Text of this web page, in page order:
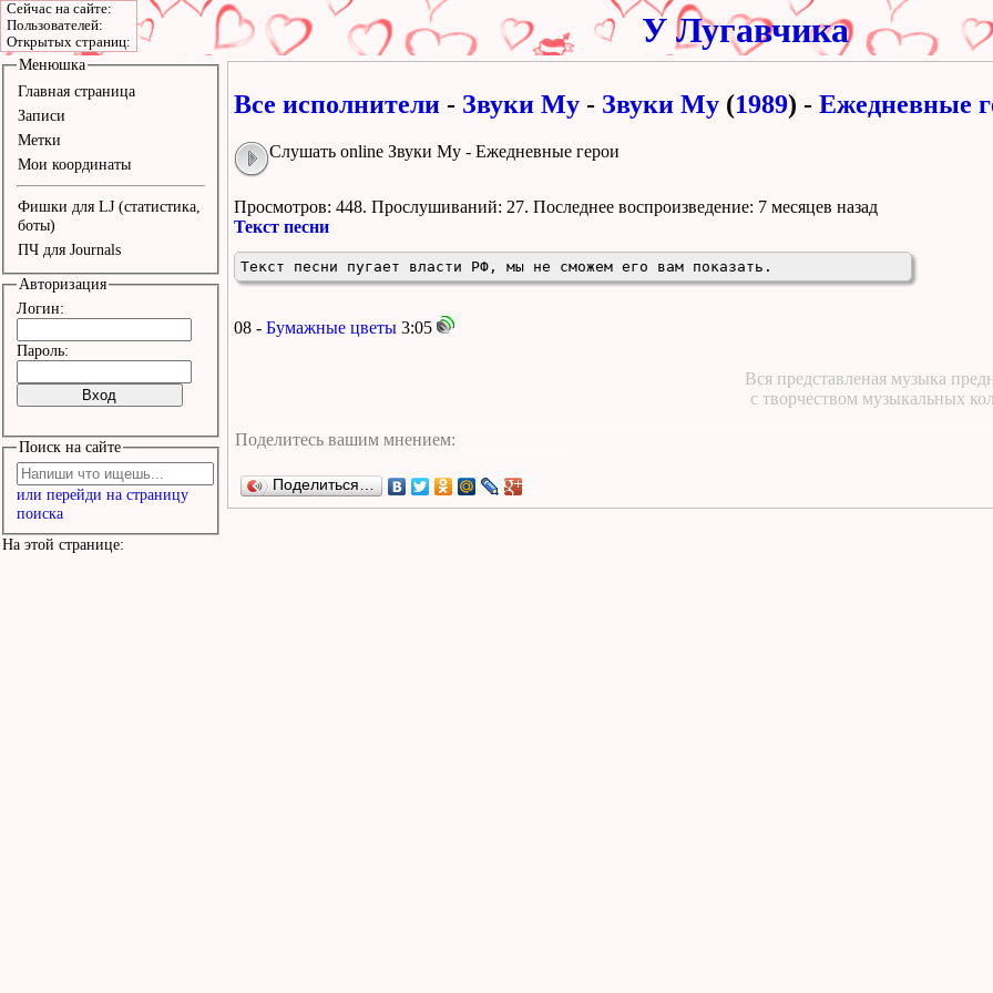
У Лугавчика
Все исполнители - Звуки Му - Звуки Му (1989) - Ежедневные
Слушать online Звуки Му - Ежедневные герои
Просмотров: 448. Прослушиваний: 27. Поcледнее воспроизведение: 7 месяцев назад
Текст песни
Текст песни пугает власти РФ, мы не сможем его вам показать.
08 - Бумажные цветы 3:05
Вся представленая музыка
с творчеством музыкальных
Поделиться…
Менюшка
Главная страница
Записи
Метки
Мои координаты
Фишки для LJ (статистика,
боты)
ПЧ для Journals
Авторизация
Логин:
Пароль:
Поиск на сайте
или перейди на страницу
поиска
На этой странице:
Сейчас на сайте:
Пользователей:
Открытых страниц: